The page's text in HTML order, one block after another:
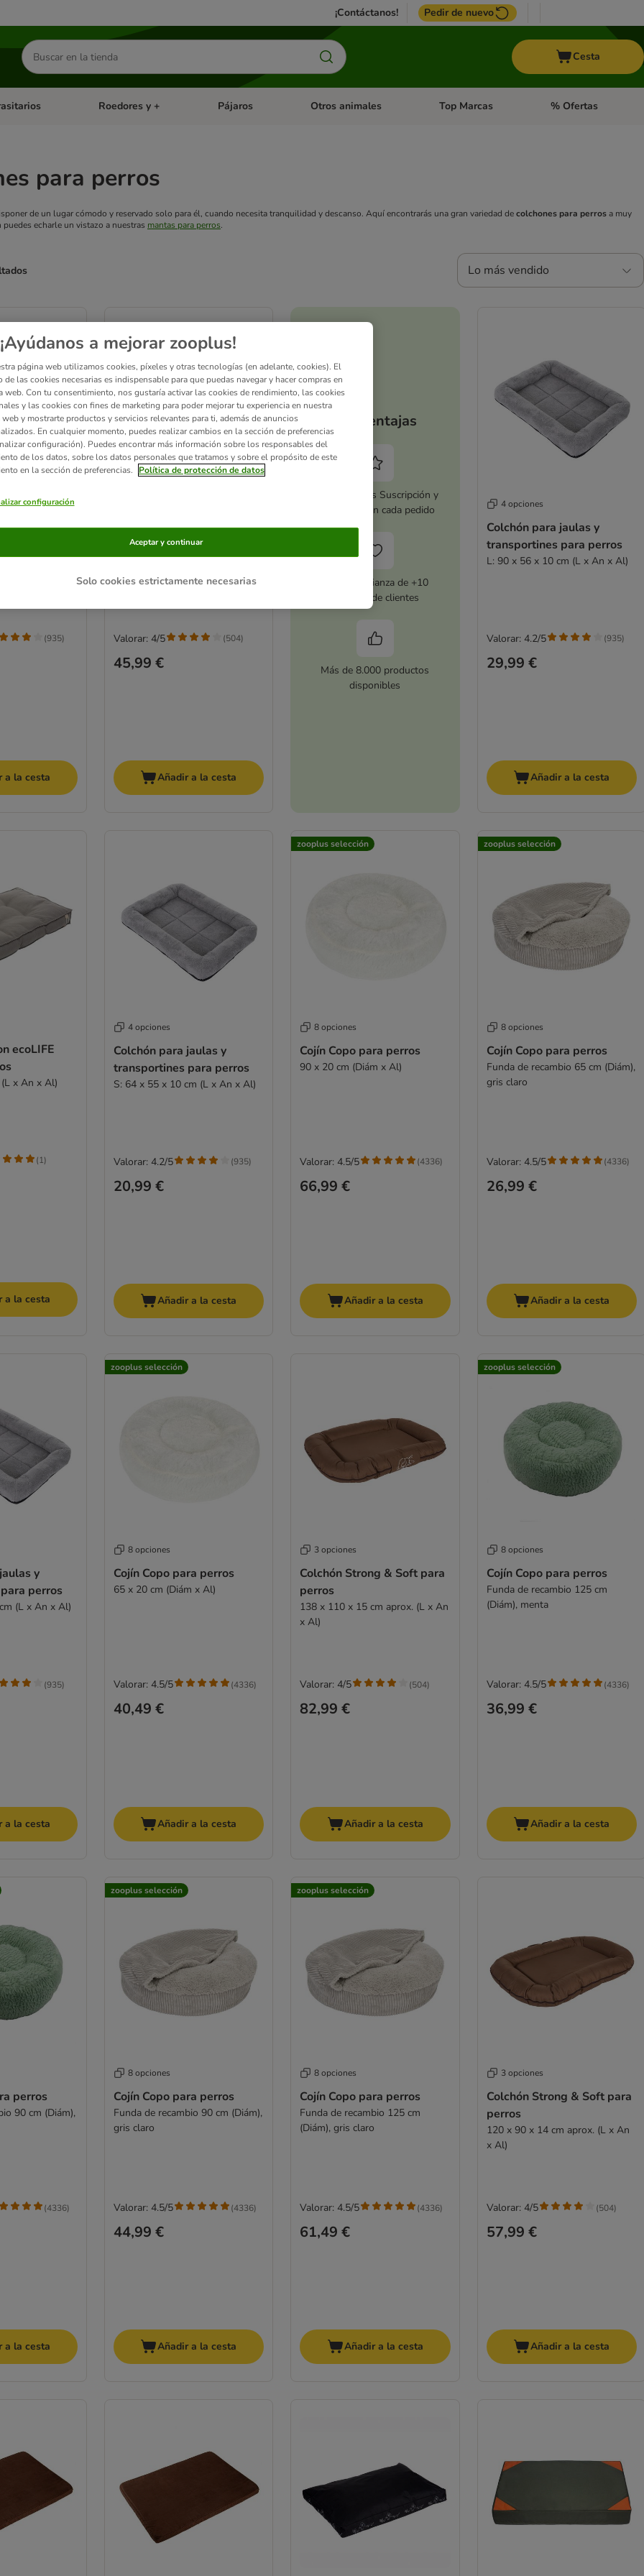
¡Contáctanos! Pedir de nuevo
Buscar
productos
Cesta
abierto: Dieta Vet.Menú de categoria abierto: Antiparasitarios
Roedores y + Menú de categoria abierto: Roedores y +
Pájaros Menú de categoria abierto: Pájaros
Otros animales Menú de categoria abierto: Otros animales
Top Marcas Menú de categoria
% Ofertas
para perros
de un lugar cómodo y reservado solo para él, cuando necesita tranquilidad y descanso. Aquí encontrarás una gran variedad decolchones para perrosa muy
puedes echarle un vistazo a nuestras mantas para perros.
Lo más vendido
y
perros
cm (L x An x
(935)
a la cesta
Colchón Strong & Soft para
perros
100 x 70 x 13 cm aprox. (L x An
x Al)
45,99 €
Valorar: 4/5 (504)
Añadir a la cesta
Tus ventajas
Activa zooplus Suscripción y
ahorra 5 % en cada pedido
Con la confianza de +10
millones de clientes
Más de 8.000 productos
disponibles
4 opciones
Colchón para jaulas y
transportines para perros
L: 90 x 56 x 10 cm (L x An x Al)
29,99 €
Valorar: 4.2/5 (935)
Añadir a la cesta
ecoLIFE
x An x Al)
(1)
a la cesta
4 opciones
Colchón para jaulas y
transportines para perros
S: 64 x 55 x 10 cm (L x An x Al)
20,99 €
Valorar: 4.2/5 (935)
Añadir a la cesta
zooplus selección
8 opciones
Cojín Copo para perros
90 x 20 cm (Diám x Al)
66,99 €
Valorar: 4.5/5 (4336)
Añadir a la cesta
zooplus selección
8 opciones
Cojín Copo para perros
Funda de recambio 65 cm (Diám),
gris claro
26,99 €
Valorar: 4.5/5 (4336)
Añadir a la cesta
y
perros
(L x An x Al)
(935)
a la cesta
zooplus selección
8 opciones
Cojín Copo para perros
65 x 20 cm (Diám x Al)
40,49 €
Valorar: 4.5/5 (4336)
Añadir a la cesta
3 opciones
Colchón Strong & Soft para
perros
138 x 110 x 15 cm aprox. (L x An
x Al)
82,99 €
Valorar: 4/5 (504)
Añadir a la cesta
zooplus selección
8 opciones
Cojín Copo para perros
Funda de recambio 125 cm
(Diám), menta
36,99 €
Valorar: 4.5/5 (4336)
Añadir a la cesta
perros
90 cm (Diám),
(4336)
a la cesta
zooplus selección
8 opciones
Cojín Copo para perros
Funda de recambio 90 cm (Diám),
gris claro
44,99 €
Valorar: 4.5/5 (4336)
Añadir a la cesta
zooplus selección
8 opciones
Cojín Copo para perros
Funda de recambio 125 cm
(Diám), gris claro
61,49 €
Valorar: 4.5/5 (4336)
Añadir a la cesta
3 opciones
Colchón Strong & Soft para
perros
120 x 90 x 14 cm aprox. (L x An
x Al)
57,99 €
Valorar: 4/5 (504)
Añadir a la cesta
¡Ayúdanos a mejorar zooplus!
página web utilizamos cookies, píxeles y otras tecnologías (en adelante, cookies). El
de las cookies necesarias es indispensable para que puedas navegar y hacer compras en
web. Con tu consentimiento, nos gustaría activar las cookies de rendimiento, las cookies
y las cookies con fines de marketing para poder mejorar tu experiencia en nuestra
web y mostrarte productos y servicios relevantes para ti, además de anuncios
En cualquier momento, puedes realizar cambios en la sección de preferencias
configuración). Puedes encontrar más información sobre los responsables del
de los datos, sobre los datos personales que tratamos y sobre el propósito de este
en la sección de preferencias.
Política de protección de datos
configuración
Solo cookies estrictamente necesarias
Aceptar y continuar